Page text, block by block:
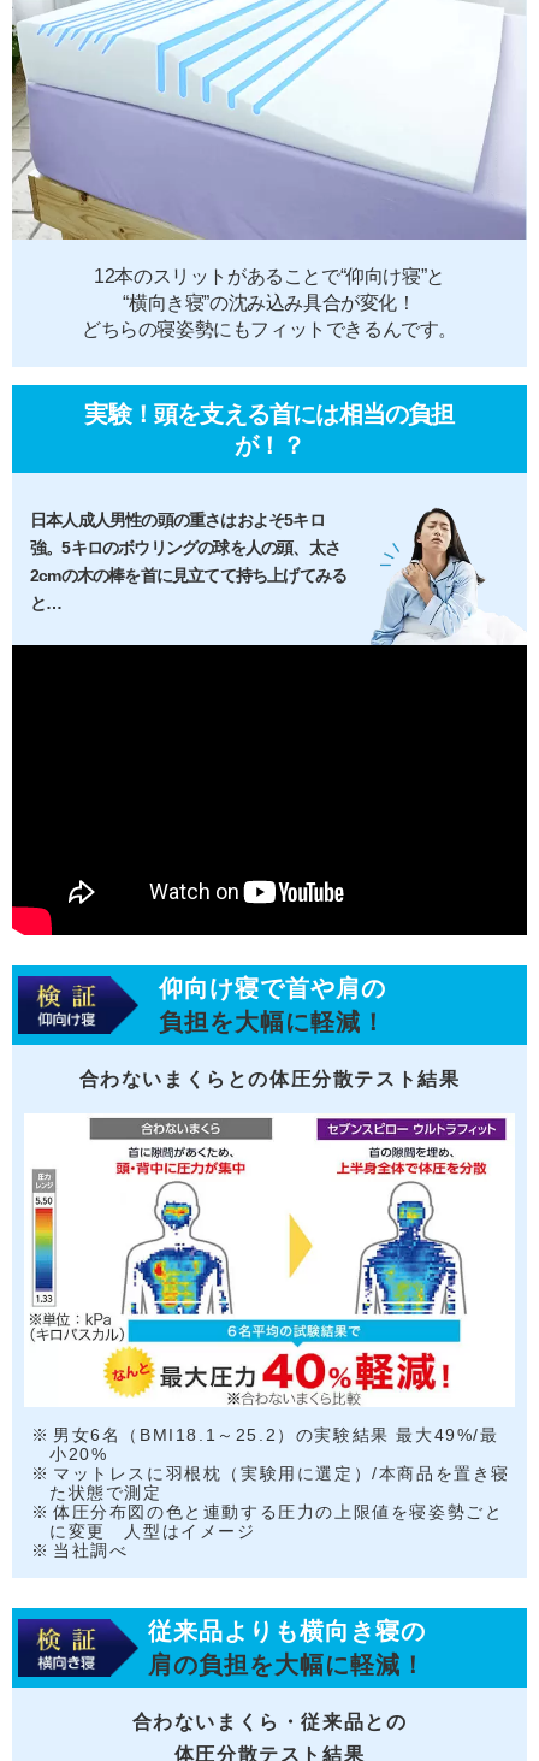
12本のスリットがあることで“仰向け寝”と
“横向き寝”の沈み込み具合が変化！
どちらの寝姿勢にもフィットできるんです。
実験！頭を支える首には相当の負担
が！？
日本人成人男性の頭の重さはおよそ5キロ
強。5キロのボウリングの球を人の頭、太さ
2cmの木の棒を首に見立てて持ち上げてみる
と…
仰向け寝で首や肩の
負担を大幅に軽減！
合わないまくらとの体圧分散テスト結果
男女6名（BMI18.1～25.2）の実験結果 最大49%/最
小20%
マットレスに羽根枕（実験用に選定）/本商品を置き寝
た状態で測定
体圧分布図の色と連動する圧力の上限値を寝姿勢ごと
に変更 人型はイメージ
当社調べ
従来品よりも横向き寝の
肩の負担を大幅に軽減！
合わないまくら・従来品との
体圧分散テスト結果